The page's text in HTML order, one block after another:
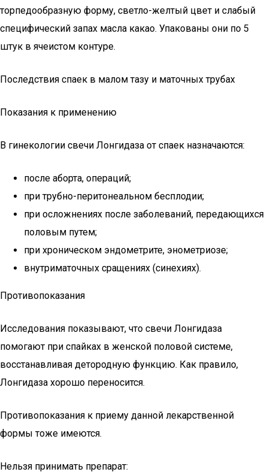
торпедообразную форму, светло-желтый цвет и слабый
специфический запах масла какао. Упакованы они по 5
штук в ячеистом контуре.
Последствия спаек в малом тазу и маточных трубах
Показания к применению
В гинекологии свечи Лонгидаза от спаек назначаются:
после аборта, операций;
при трубно-перитонеальном бесплодии;
при осложнениях после заболеваний, передающихся
половым путем;
при хроническом эндометрите, энометриозе;
внутриматочных сращениях (синехиях).
Противопоказания
Исследования показывают, что свечи Лонгидаза
помогают при спайках в женской половой системе,
восстанавливая детородную функцию. Как правило,
Лонгидаза хорошо переносится.
Противопоказания к приему данной лекарственной
формы тоже имеются.
Нельзя принимать препарат: